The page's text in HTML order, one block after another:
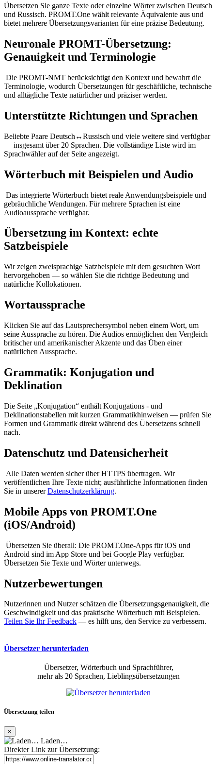
Übersetzen Sie ganze Texte oder einzelne Wörter zwischen Deutsch
und Russisch. PROMT.One wählt relevante Äquivalente aus und
bietet mehrere Übersetzungsvarianten für eine präzise Bedeutung.
Neuronale PROMT-Übersetzung:
Genauigkeit und Terminologie
Die PROMT-NMT berücksichtigt den Kontext und bewahrt die
Terminologie, wodurch Übersetzungen für geschäftliche, technische
und alltägliche Texte natürlicher und präziser werden.
Unterstützte Richtungen und Sprachen
Beliebte Paare Deutsch↔Russisch und viele weitere sind verfügbar
— insgesamt über 20 Sprachen. Die vollständige Liste wird im
Sprachwähler auf der Seite angezeigt.
Wörterbuch mit Beispielen und Audio
Das integrierte Wörterbuch bietet reale Anwendungsbeispiele und
gebräuchliche Wendungen. Für mehrere Sprachen ist eine
Audioaussprache verfügbar.
Übersetzung im Kontext: echte
Satzbeispiele
Wir zeigen zweisprachige Satzbeispiele mit dem gesuchten Wort
hervorgehoben — so wählen Sie die richtige Bedeutung und
natürliche Kollokationen.
Wortaussprache
Klicken Sie auf das Lautsprechersymbol neben einem Wort, um
seine Aussprache zu hören. Die Audios ermöglichen den Vergleich
britischer und amerikanischer Akzente und das Üben einer
natürlichen Aussprache.
Grammatik: Konjugation und
Deklination
Die Seite „Konjugation“ enthält Konjugations - und
Deklinationstabellen mit kurzen Grammatikhinweisen — prüfen Sie
Formen und Grammatik direkt während des Übersetzens schnell
nach.
Datenschutz und Datensicherheit
Alle Daten werden sicher über HTTPS übertragen. Wir
veröffentlichen Ihre Texte nicht; ausführliche Informationen finden
Sie in unsererDatenschutzerklärung.
Mobile Apps von PROMT.One
(iOS/Android)
Übersetzen Sie überall: Die PROMT.One-Apps für iOS und
Android sind im App Store und bei Google Play verfügbar.
Übersetzen Sie Texte und Wörter unterwegs.
Nutzerbewertungen
Nutzerinnen und Nutzer schätzen die Übersetzungsgenauigkeit, die
Geschwindigkeit und das praktische Wörterbuch mit Beispielen.
Teilen Sie Ihr Feedback — es hilft uns, den Service zu verbessern.
Übersetzer herunterladen
Übersetzer, Wörterbuch und Sprachführer,
mehr als 20 Sprachen, Lieblingsübersetzungen
Übersetzung teilen
×
Laden…
Direkter Link zur Übersetzung: